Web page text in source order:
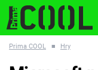
Prima COOL ■ Hry